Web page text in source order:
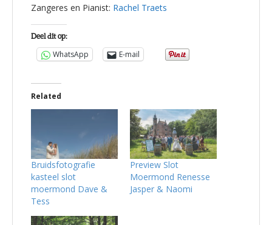
Zangeres en Pianist: Rachel Traets
Deel dit op:
WhatsApp E-mail
Related
Bruidsfotografie
kasteel slot
moermond Dave &
Tess
Preview Slot
Moermond Renesse
Jasper & Naomi